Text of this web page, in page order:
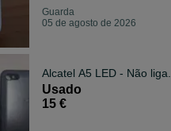
Guarda
05 de agosto de 2026
Alcatel A5 LED - Não liga.
Usado
15 €